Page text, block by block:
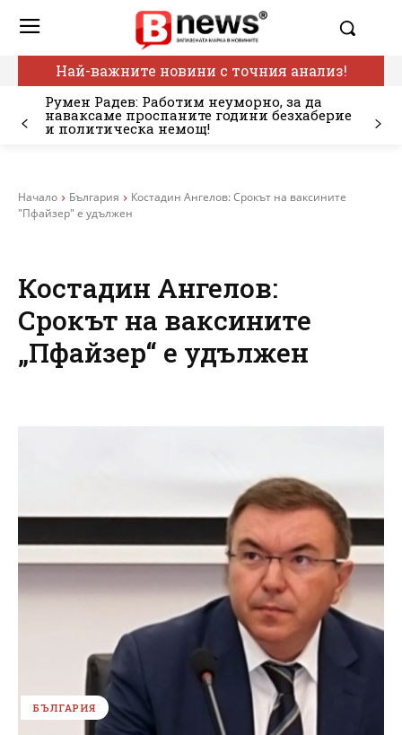
Най-важните новини с точния анализ!
Румен Радев: Работим неуморно, за да
наваксаме проспаните години безхаберие
и политическа немощ!
Начало България
Костадин Ангелов: Срокът на ваксините
"Пфайзер" е удължен
Костадин Ангелов:
Срокът на ваксините
„Пфайзер“ е удължен
БЪЛГАРИЯ